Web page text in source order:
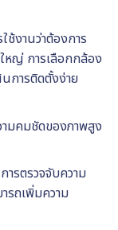
ช้งานว่าต้องการ
หญ่ การเลือกกล้อง
การติดตั้งง่าย
มคมชัดของภาพสูง
ารตรวจจับความ
รถเพิ่มความ